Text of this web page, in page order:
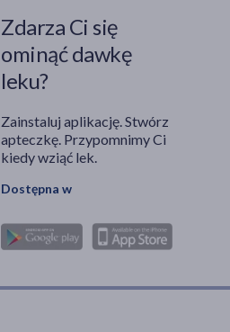
Zdarza Ci się
ominąć dawkę
leku?
Zainstaluj aplikację. Stwórz
apteczkę. Przypomnimy Ci
kiedy wziąć lek.
Dostępna w